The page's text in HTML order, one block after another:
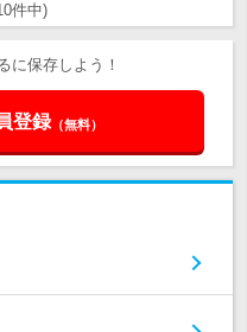
件中)
に保存しよう！
登録（無料）